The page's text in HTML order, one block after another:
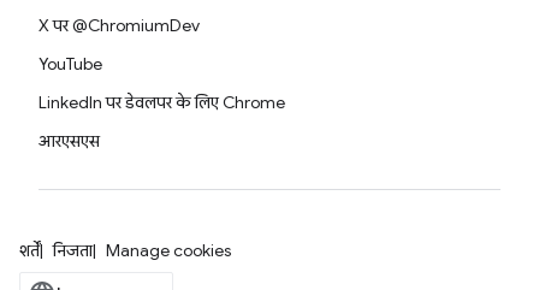
X पर @ChromiumDev
YouTube
LinkedIn पर डेवलपर के लिए Chrome
आरएसएस
शर्तें निजता Manage cookies